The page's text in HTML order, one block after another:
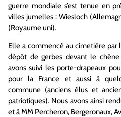
guerre mondiale s’est tenue en
villes jumelles : Wiesloch
(Royaume uni).
Elle a commencé au cimetière par
dépôt de gerbes devant le
avons suivi les porte-drapeaux
pour la France et aussi à
commune (anciens élus et
patriotiques). Nous avons ainsi
et à MM Percheron, Bergeronaux,